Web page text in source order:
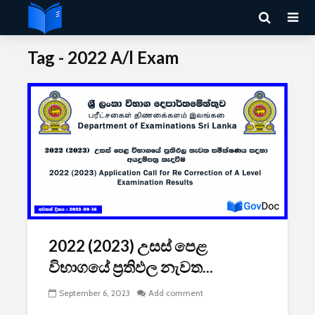
Tag - 2022 A/l Exam
2022 (2023) උසස් පෙළ
විභාගයේ ප්‍රතිඵල නැවත...
September 6, 2023 Add comment